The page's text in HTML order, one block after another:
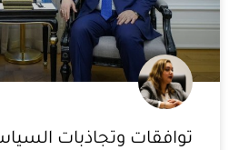
توافقات وتجاذبات